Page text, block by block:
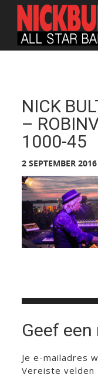
NICK
–
1000-45
2 SEPTEMBER 2016
Geef
Je e-mailadres
Vereiste